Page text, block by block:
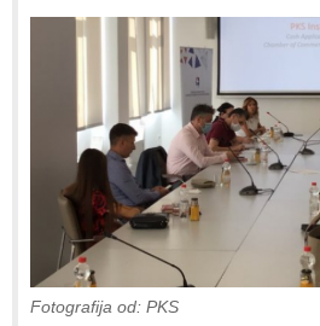
Fotografija od: PKS